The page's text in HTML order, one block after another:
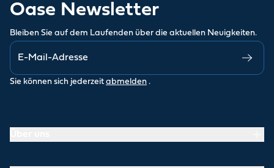
Oase Newsletter
Bleiben Sie auf dem Laufenden über die aktuellen Neuigkeiten.
Sie können sich jederzeit abmelden .